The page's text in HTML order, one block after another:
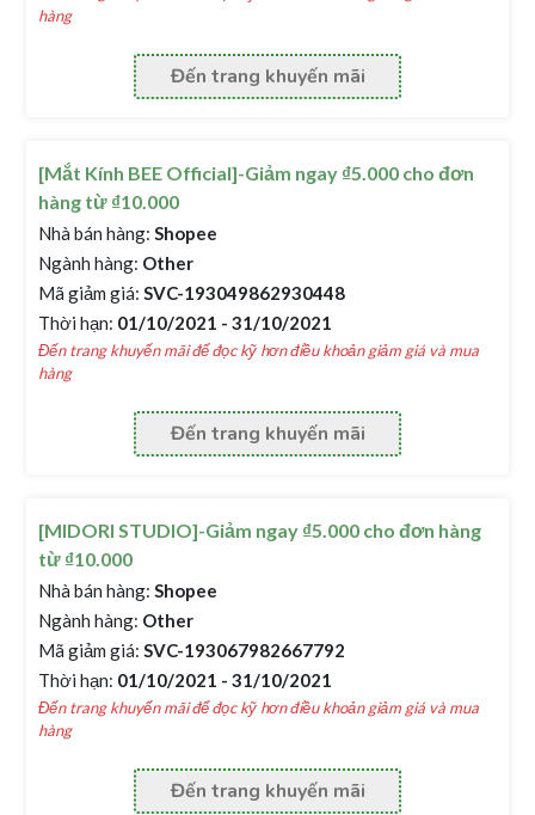
hàng
Đến trang khuyến mãi
[Mắt Kính BEE Official]-Giảm ngay ₫5.000 cho đơn
hàng từ ₫10.000
Nhà bán hàng: Shopee
Ngành hàng: Other
Mã giảm giá: SVC-193049862930448
Thời hạn: 01/10/2021 - 31/10/2021
Đến trang khuyến mãi để đọc kỹ hơn điều khoản giảm giá và mua
hàng
Đến trang khuyến mãi
[MIDORI STUDIO]-Giảm ngay ₫5.000 cho đơn hàng
từ ₫10.000
Nhà bán hàng: Shopee
Ngành hàng: Other
Mã giảm giá: SVC-193067982667792
Thời hạn: 01/10/2021 - 31/10/2021
Đến trang khuyến mãi để đọc kỹ hơn điều khoản giảm giá và mua
hàng
Đến trang khuyến mãi